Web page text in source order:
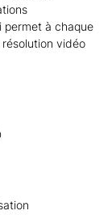
permet à chaque
vidéo